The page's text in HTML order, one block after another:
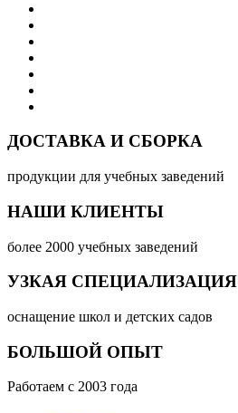
ДОСТАВКА И СБОРКА
продукции для учебных заведений
НАШИ КЛИЕНТЫ
более 2000 учебных заведений
УЗКАЯ СПЕЦИАЛИЗАЦИЯ
оснащение школ и детских садов
БОЛЬШОЙ ОПЫТ
Работаем с 2003 года